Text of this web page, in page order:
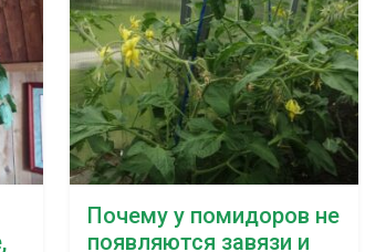
Почему у помидоров не
появляются завязи и